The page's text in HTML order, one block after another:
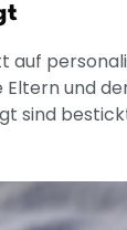
auf
und
sind